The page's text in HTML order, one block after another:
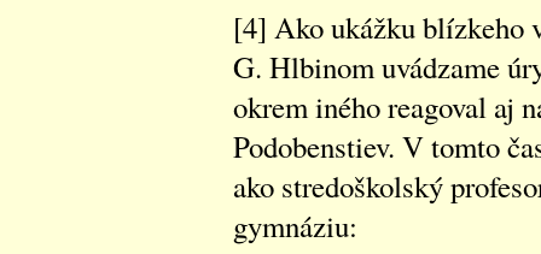
[4] Ako ukážku blízkeho
G. Hlbinom uvádzame
okrem iného reagoval aj
Podobenstiev. V tomto
ako stredoškolský
gymnáziu: